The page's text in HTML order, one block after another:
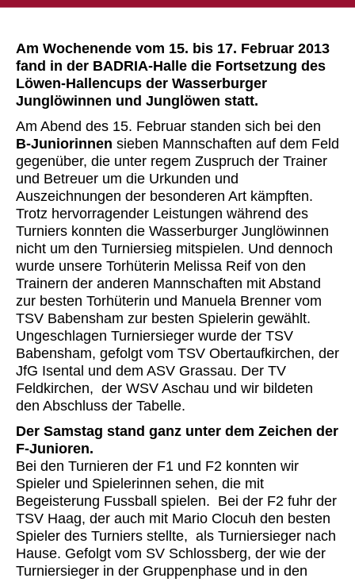
Am Wochenende vom 15. bis 17. Februar 2013
fand in der BADRIA-Halle die Fortsetzung des
Löwen-Hallencups der Wasserburger
Junglöwinnen und Junglöwen statt.
Am Abend des 15. Februar standen sich bei den
B-Juniorinnen sieben Mannschaften auf dem Feld
gegenüber, die unter regem Zuspruch der Trainer
und Betreuer um die Urkunden und
Auszeichnungen der besonderen Art kämpften.
Trotz hervorragender Leistungen während des
Turniers konnten die Wasserburger Junglöwinnen
nicht um den Turniersieg mitspielen. Und dennoch
wurde unsere Torhüterin Melissa Reif von den
Trainern der anderen Mannschaften mit Abstand
zur besten Torhüterin und Manuela Brenner vom
TSV Babensham zur besten Spielerin gewählt.
Ungeschlagen Turniersieger wurde der TSV
Babensham, gefolgt vom TSV Obertaufkirchen, der
JfG Isental und dem ASV Grassau. Der TV
Feldkirchen, der WSV Aschau und wir bildeten
den Abschluss der Tabelle.
Der Samstag stand ganz unter dem Zeichen der
F-Junioren.
Bei den Turnieren der F1 und F2 konnten wir
Spieler und Spielerinnen sehen, die mit
Begeisterung Fussball spielen. Bei der F2 fuhr der
TSV Haag, der auch mit Mario Clocuh den besten
Spieler des Turniers stellte, als Turniersieger nach
Hause. Gefolgt vom SV Schlossberg, der wie der
Turniersieger in der Gruppenphase und in den